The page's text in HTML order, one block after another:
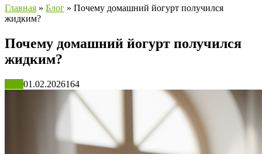
Главная » Блог » Почему домашний йогурт получился
жидким?
Почему домашний йогурт получился
жидким?
01.02.2026164